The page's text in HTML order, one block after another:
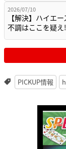
2026/07/10
【解決】ハイエ
不調はここを疑
PICKUP情報